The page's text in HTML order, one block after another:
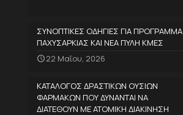
ΣΥΝΟΠΤΙΚΕΣ ΟΔΗΓΙΕΣ ΓΙΑ ΠΡΟΓΡΑΜΜΑ
ΠΑΧΥΣΑΡΚΙΑΣ ΚΑΙ ΝΕΑ ΠΥΛΗ ΚΜΕΣ
22 Μαΐου, 2026
ΚΑΤΑΛΟΓΟΣ ΔΡΑΣΤΙΚΩΝ ΟΥΣΙΩΝ
ΦΑΡΜΑΚΩΝ ΠΟΥ ΔΥΝΑΝΤΑΙ ΝΑ
ΔΙΑΤΕΘΟΥΝ ΜΕ ΑΤΟΜΙΚΗ ΔΙΑΚΙΝΗΣΗ